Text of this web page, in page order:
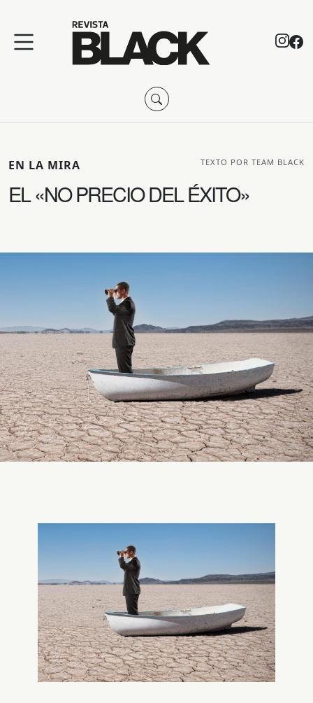
EN LA MIRA TEXTO POR TEAM BLACK
EL «NO PRECIO DEL ÉXITO»